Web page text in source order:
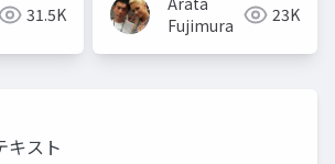
31.5K
Fujimura
23K
キスト